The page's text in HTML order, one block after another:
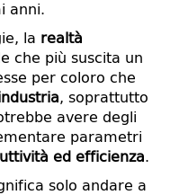
anni.
la realtà
che più suscita un
per coloro che
, soprattutto
avere degli
parametri
ed efficienza.
solo andare a